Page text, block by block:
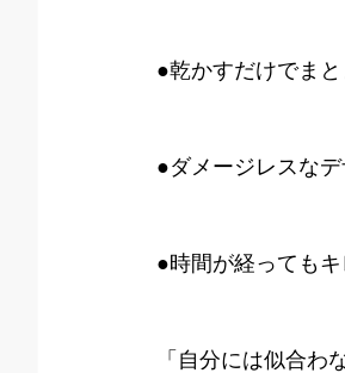
●乾かすだけでま
●ダメージレスな
●時間が経ってもキ
「自分には似合わ